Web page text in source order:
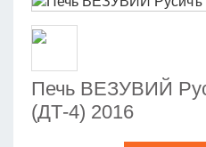
Печь ВЕЗУВИЙ
(ДТ-4) 2016